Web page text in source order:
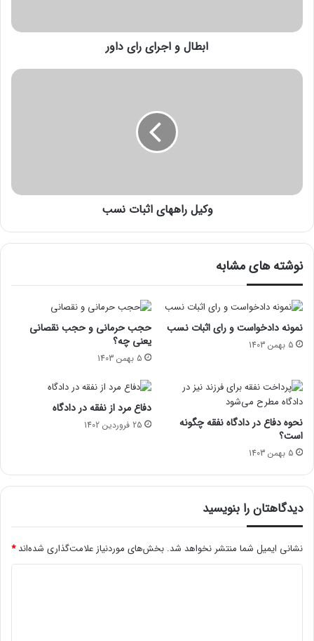
ابطال و اجرای رای داور
وکیل راههای اثبات نسب
نوشته های مشابه
نمونه دادخواست و رای اثبات نسب
5 بهمن 1403
حجب حرمانی و حجب نقصانی
یعنی چه؟
5 بهمن 1403
نحوه دفاع در دادگاه نفقه چگونه
است؟
5 بهمن 1403
دفاع مرد از نفقه در دادگاه
25 فروردین 1402
دیدگاهتان را بنویسید
نشانی ایمیل شما منتشر نخواهد شد. بخش‌های موردنیاز علامت‌گذاری شده‌اند*